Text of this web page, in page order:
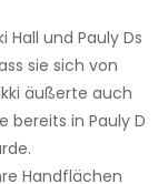
und Pauly Ds
sie sich von
äußerte auch
bereits in Pauly D
Handflächen